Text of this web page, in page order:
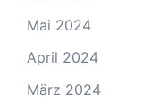
Mai 2024
April 2024
März 2024